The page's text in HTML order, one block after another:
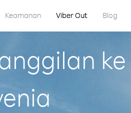
Keamanan Viber Out Blog